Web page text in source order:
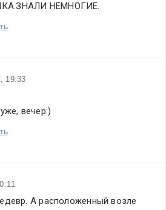
НЕМНОГИЕ.
19:33
вечер:)
А расположенный возле